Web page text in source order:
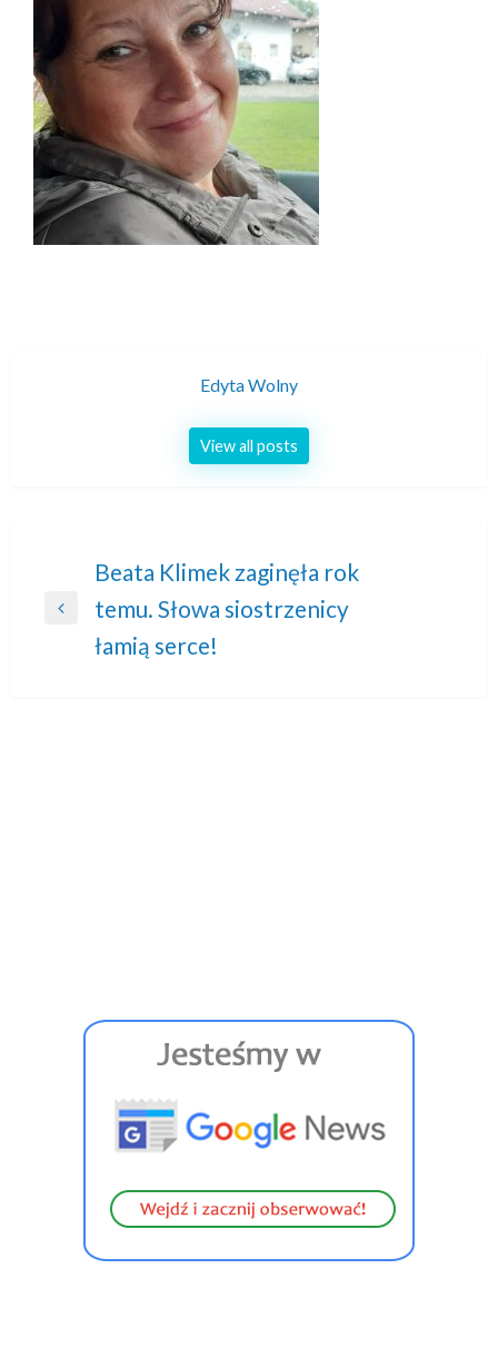
Edyta Wolny
View all posts
Nawigacja
wpisu
Previous
Beata Klimek zaginęła rok
temu. Słowa siostrzenicy
łamią serce!